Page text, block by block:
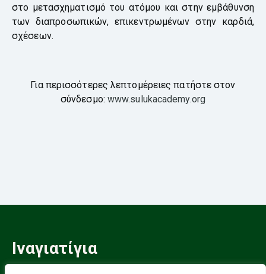
στο μετασχηματισμό του ατόμου και στην εμβάθυνση
των διαπροσωπικών, επικεντρωμένων στην καρδιά,
σχέσεων.
Για περισσότερες λεπτομέρειες πατήστε στον
σύνδεσμο: www.sulukacademy.org
Ιναγιατίγια